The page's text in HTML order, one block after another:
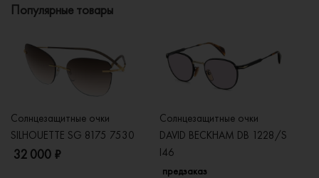
Популярные товары
Солнцезащитные очки
SILHOUETTE SG 8175 7530
32 000 ₽
Солнцезащитные очки
DAVID BECKHAM DB 1228/S
I46
предзаказ